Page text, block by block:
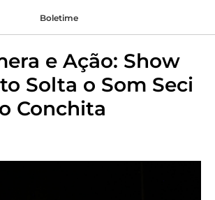
Boletime
e Ação: Show
Solta o Som Seci
Conchita